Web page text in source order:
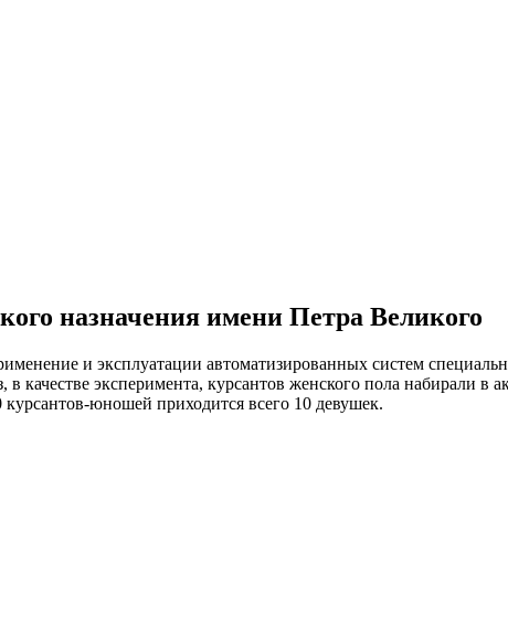
назначения имени Петра Великого
и эксплуатации автоматизированных систем
эксперимента, курсантов женского пола набирали в
юношей приходится всего 10 девушек.